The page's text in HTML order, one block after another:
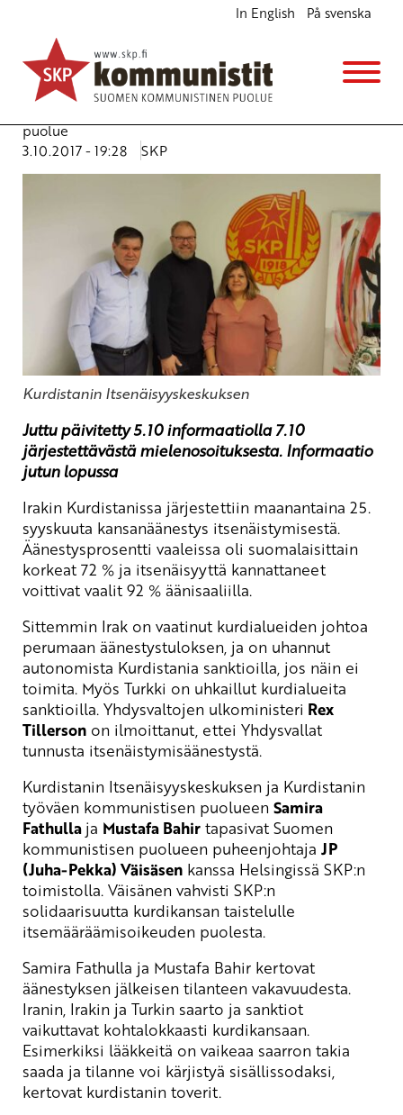
In English På svenska
Kurdikansalla oikeus itsenäisyyteen
Ajankohtaista
Avainsanat:itsenäisyys,Kurdistan,Kurdistanin
puolue
3.10.2017 - 19:28
SKP
Kurdistanin Itsenäisyyskeskuksen
Juttu päivitetty 5.10 informaatiolla 7.10
järjestettävästä mielenosoituksesta. Informaatio
jutun lopussa
Irakin Kurdistanissa järjestettiin maanantaina 25.
syyskuuta kansanäänestys itsenäistymisestä.
Äänestysprosentti vaaleissa oli suomalaisittain
korkeat 72 % ja itsenäisyyttä kannattaneet
voittivat vaalit 92 % äänisaaliilla.
Sittemmin Irak on vaatinut kurdialueiden johtoa
perumaan äänestystuloksen, ja on uhannut
autonomista Kurdistania sanktioilla, jos näin ei
toimita. Myös Turkki on uhkaillut kurdialueita
sanktioilla. Yhdysvaltojen ulkoministeri Rex
Tillerson on ilmoittanut, ettei Yhdysvallat
tunnusta itsenäistymisäänestystä.
Kurdistanin Itsenäisyyskeskuksen ja Kurdistanin
työväen kommunistisen puolueen Samira
Fathulla ja Mustafa Bahir tapasivat Suomen
kommunistisen puolueen puheenjohtaja JP
(Juha-Pekka) Väisäsen kanssa Helsingissä SKP:n
toimistolla. Väisänen vahvisti SKP:n
solidaarisuutta kurdikansan taistelulle
itsemääräämisoikeuden puolesta.
Samira Fathulla ja Mustafa Bahir kertovat
äänestyksen jälkeisen tilanteen vakavuudesta.
Iranin, Irakin ja Turkin saarto ja sanktiot
vaikuttavat kohtalokkaasti kurdikansaan.
Esimerkiksi lääkkeitä on vaikeaa saarron takia
saada ja tilanne voi kärjistyä sisällissodaksi,
kertovat kurdistanin toverit.